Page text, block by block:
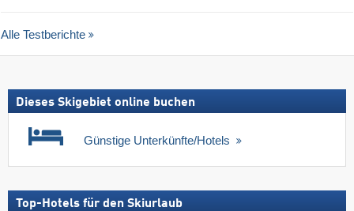
Alle Testberichte
Dieses Skigebiet online buchen
Günstige Unterkünfte/Hotels
Top-Hotels für den Skiurlaub